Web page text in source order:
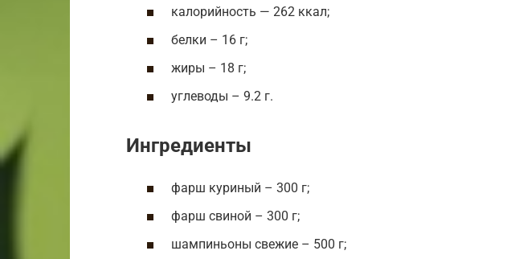
калорийность — 262 ккал;
белки – 16 г;
жиры – 18 г;
углеводы – 9.2 г.
Ингредиенты
фарш куриный – 300 г;
фарш свиной – 300 г;
шампиньоны свежие – 500 г;